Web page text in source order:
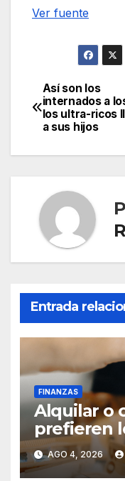
Ver fuente
de
entradas
Así son los
internados a
los ultra-ricos
a sus hijos
Entrada
FINANZAS
Alquilar o
prefieren
AGO 4, 2026